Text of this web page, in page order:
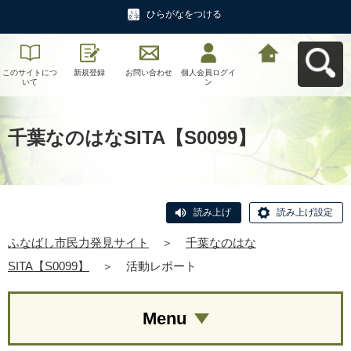
ひらがなをつける
このサイトにつ
いて
新規登録 お問い合わせ
個人会員ログイ
ン
千葉なのはなSITA【S0099】
読み上げ 読み上げ設定
ふなばし市民力発見サイト ＞
千葉なのはな
SITA【S0099】
＞ 活動レポート
Menu